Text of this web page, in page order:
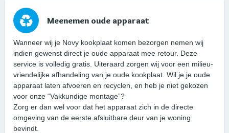
Meenemen oude apparaat
Wanneer wij je Novy kookplaat komen bezorgen nemen wij
indien gewenst direct je oude apparaat mee retour. Deze
service is volledig gratis. Uiteraard zorgen wij voor een milieu-
vriendelijke afhandeling van je oude kookplaat. Wil je je oude
apparaat laten afvoeren en recyclen, en heb je niet gekozen
voor onze “Vakkundige montage”?
Zorg er dan wel voor dat het apparaat zich in de directe
omgeving van de eerste afsluitbare deur van je woning
bevindt.